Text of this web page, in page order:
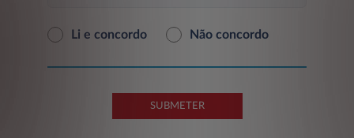
Li e concordo Não concordo
SUBMETER